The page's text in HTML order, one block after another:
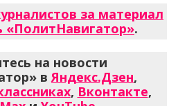
за материал
«ПолитНавигатор».
на новости
вЯндекс.Дзен,
, Вконтакте,